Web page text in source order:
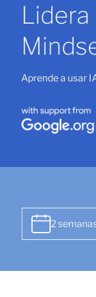
Aprende a usar
2